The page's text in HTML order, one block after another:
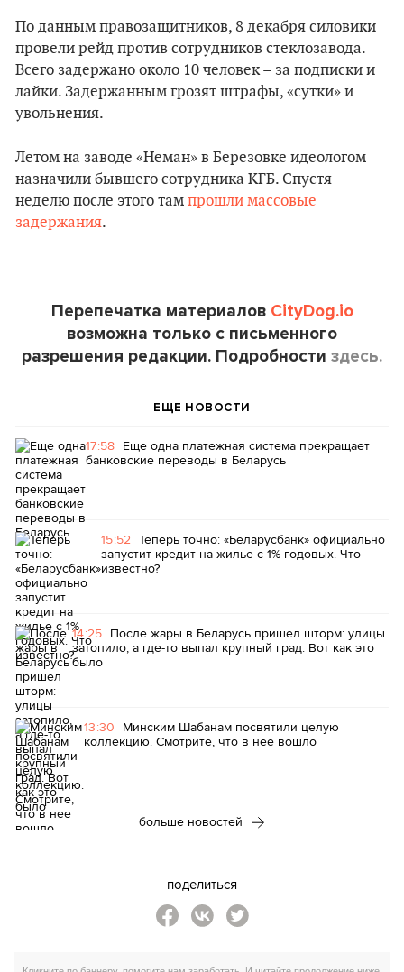
По данным правозащитников, 8 декабря силовики
провели рейд против сотрудников стеклозавода.
Всего задержано около 10 человек – за подписки и
лайки. Задержанным грозят штрафы, «сутки» и
увольнения.
Летом на заводе «Неман» в Березовке идеологом
назначили бывшего сотрудника КГБ. Спустя
неделю после этого там прошли массовые
задержания.
Перепечатка материалов CityDog.io
возможна только с письменного
разрешения редакции. Подробности здесь.
ЕЩЕ НОВОСТИ
17:58 Еще одна платежная система прекращает
банковские переводы в Беларусь
15:52 Теперь точно: «Беларусбанк» официально
запустит кредит на жилье с 1% годовых. Что
известно?
14:25 После жары в Беларусь пришел шторм: улицы
затопило, а где-то выпал крупный град. Вот как это
было
13:30 Минским Шабанам посвятили целую
коллекцию. Смотрите, что в нее вошло
больше новостей
поделиться